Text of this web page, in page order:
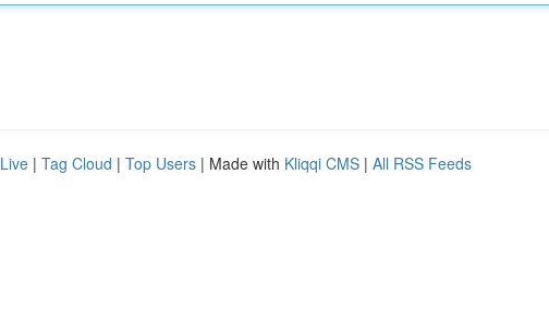
Live | Tag Cloud | Top Users | Made with Kliqqi CMS | All RSS Feeds